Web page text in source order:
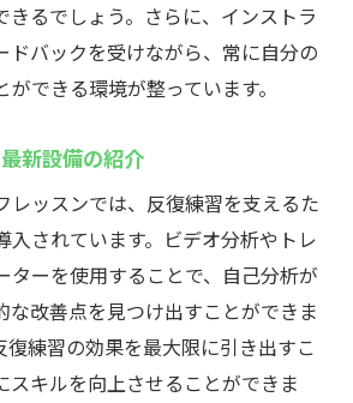
きるでしょう。さらに、インストラ
ドバックを受けながら、常に自分の
できる環境が整っています。
新設備の紹介
レッスンでは、反復練習を支えるた
入されています。ビデオ分析やトレ
ターを使用することで、自己分析が
な改善点を見つけ出すことができま
復練習の効果を最大限に引き出すこ
スキルを向上させることができま